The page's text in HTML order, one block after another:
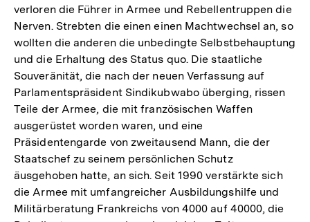
verloren die Führer in Armee und Rebellentruppen die
Nerven. Strebten die einen einen Machtwechsel an, so
wollten die anderen die unbedingte Selbstbehauptung
und die Erhaltung des Status quo. Die staatliche
Souveränität, die nach der neuen Verfassung auf
Parlamentspräsident Sindikubwabo überging, rissen
Teile der Armee, die mit französischen Waffen
ausgerüstet worden waren, und eine
Präsidentengarde von zweitausend Mann, die der
Staatschef zu seinem persönlichen Schutz
äusgehoben hatte, an sich. Seit 1990 verstärkte sich
die Armee mit umfangreicher Ausbildungshilfe und
Militärberatung Frankreichs von 4000 auf 40000, die